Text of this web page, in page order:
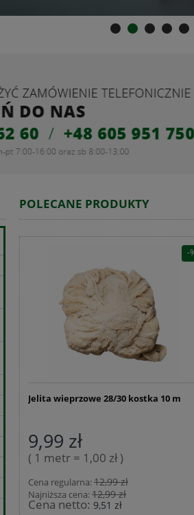
POLECANE PRODUKTY
Jelita wieprzowe 28/30 kostka 10 m
9,99 zł
( 1 metr = 1,00 zł )
Cena regularna:12,99 zł
Najniższa cena:12,99 zł
Cena netto: 9,51 zł